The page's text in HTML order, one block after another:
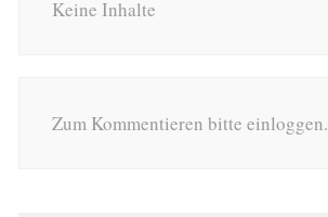
Keine Inhalte
Zum Kommentieren bitte einloggen.